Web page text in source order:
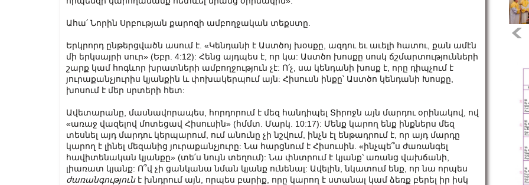
Ահա՛ Նորին Սրբության քարոզի ամբողջական տեքստը.
Երկրորդ ընթերցվածն ասում է. «Կեն­դա­նի է Աստծոյ խօս­քը, ազ­դու եւ աւե­լի հա­տու, քան ամէն
մի երկ­սայ­րի սուր» (Եբր. 4:12): Հենց այդպես է, որ կա: Աստծո խոսքը սոսկ ճշմարտությունների
շարք կամ հոգևոր խրատների ամբողջություն չէ: Ո՛չ, սա կենդանի խոսք է, որը դիպչում է
յուրաքանչյուրիս կյանքին և փոխակերպում այն: Հիսուսն ինքը՝ Աստծո կենդանի Խոսքը,
խոսում է մեր սրտերի հետ:
Ավետարանը, մասնավորապես, հորդորում է մեզ հանդիպել Տիրոջն այն մարդու օրինակով, ով
«առաջ վա­զե­լով մոտեցավ Հիսուսին» (հմմտ. Մարկ. 10:17): Մենք կարող ենք ինքներս մեզ
տեսնել այդ մարդու կերպարում, ում անունը չի նշվում, ինչն էլ ենթադրում է, որ այդ մարդը
կարող է լինել մեզանից յուրաքանչյուրը: Նա հարցնում է Հիսուսին. «ինչպե՞ս ժառանգել
հավիտենական կյան­քը» (տե՛ս նույն տեղում): Նա փնտրում է կյանք՝ առանց վախճանի,
լիառատ կյանք: Ո՞վ չի ցանկանա նման կյանք ունենալ: Ավելին, նկատում ենք, որ նա որպես
ժառանգությունէ խնդրում այն, որպես բարիք, որը կարող է ստանալ կամ ձեռք բերել իր իսկ